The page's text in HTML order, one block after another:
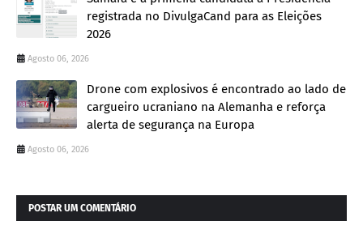
registrada no DivulgaCand para as Eleições
2026
Agosto 06, 2026
Drone com explosivos é encontrado ao lado de
cargueiro ucraniano na Alemanha e reforça
alerta de segurança na Europa
Agosto 06, 2026
POSTAR UM COMENTÁRIO